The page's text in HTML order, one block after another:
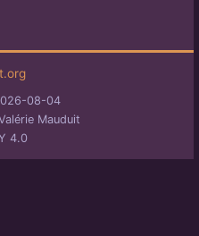
08-04
Mauduit
4.0